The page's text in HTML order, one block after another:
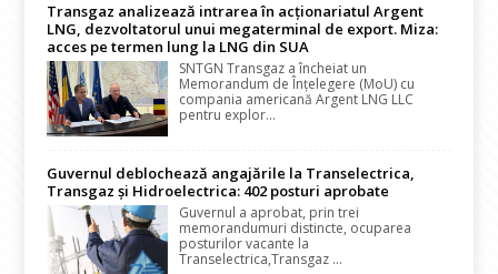
Transgaz analizează intrarea în acționariatul Argent
LNG, dezvoltatorul unui megaterminal de export. Miza:
acces pe termen lung la LNG din SUA
SNTGN Transgaz a încheiat un
Memorandum de Înțelegere (MoU) cu
compania americană Argent LNG LLC
pentru explor...
Guvernul deblochează angajările la Transelectrica,
Transgaz și Hidroelectrica: 402 posturi aprobate
Guvernul a aprobat, prin trei
memorandumuri distincte, ocuparea
posturilor vacante la
Transelectrica,Transgaz ...